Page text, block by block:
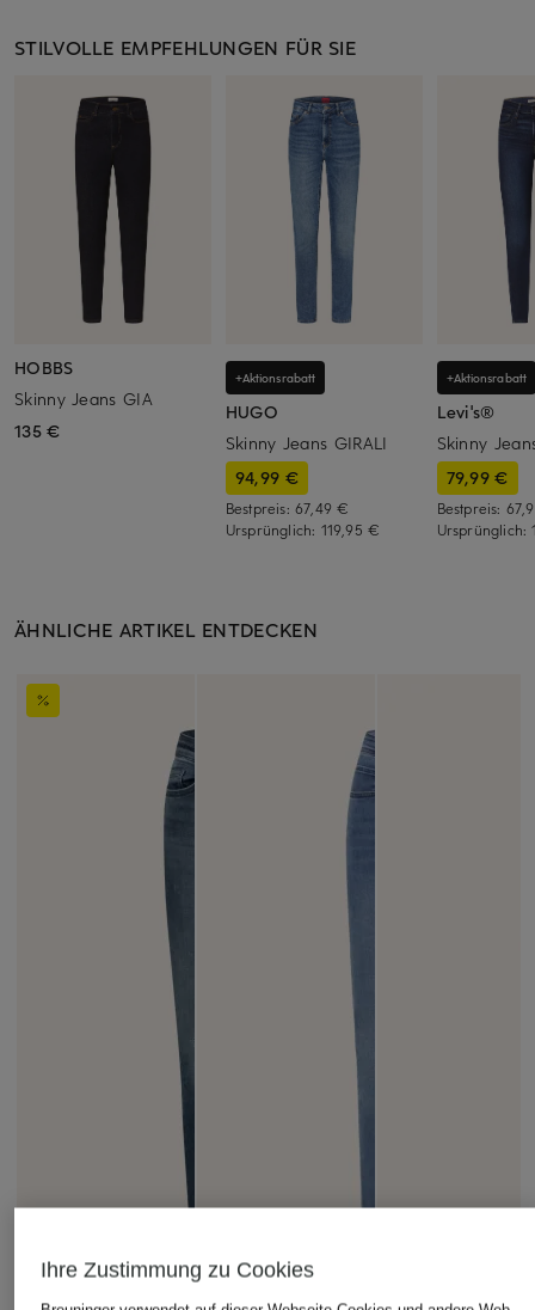
STILVOLLE EMPFEHLUNGEN FÜR SIE
HOBBS
Skinny Jeans GIA
135 €
+Aktionsrabatt
HUGO
Skinny Jeans GIRALI
94,99 €
Bestpreis: 67,49 €
Ursprünglich: 119,95 €
+Aktionsrabatt
Levi's®
Skinny
79,99 €
Bestpreis:
Ursprünglich:
ÄHNLICHE ARTIKEL ENTDECKEN
Ihre Zustimmung zu Cookies